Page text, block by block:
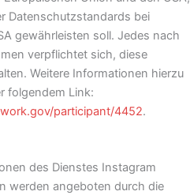
Datenschutzstandards bei
gewährleisten soll. Jedes nach
verpflichtet sich, diese
Weitere Informationen hierzu
folgendem Link:
participant/4452.
des Dienstes Instagram
werden angeboten durch die